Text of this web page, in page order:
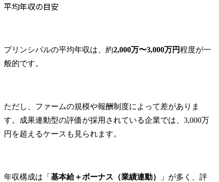
平均年収の目安
プリンシパルの平均年収は、約2,000万〜3,000万円程度が一
般的です。
ただし、ファームの規模や報酬制度によって差がありま
す。成果連動型の評価が採用されている企業では、3,000万
円を超えるケースも見られます。
年収構成は「 基本給＋ボーナス（業績連動）
」が多く、評